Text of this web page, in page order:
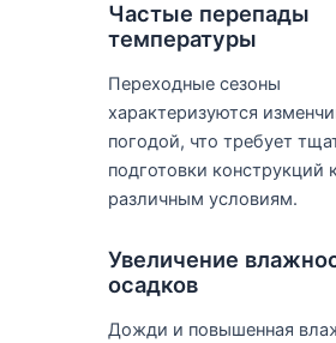
Частые перепады
температуры
Переходные сезоны
характеризуются
погодой, что требует
подготовки конструкций
различным условиям.
Увеличение
осадков
Дожди и повышенная